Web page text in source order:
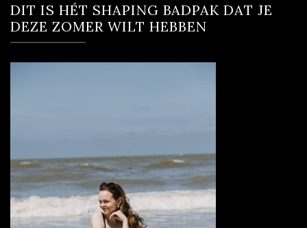
DIT IS HÉT SHAPING BADPAK DAT JE
DEZE ZOMER WILT HEBBEN